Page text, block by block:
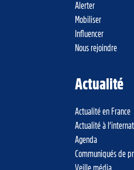
Alerter
Mobiliser
Influencer
Nous rejoindre
Actualité
Actualité en France
Actualité à
Agenda
Communiqués de